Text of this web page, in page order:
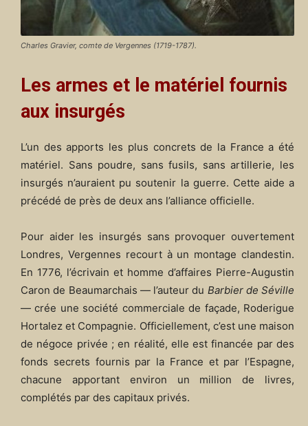
Charles Gravier, comte de Vergennes (1719-1787).
Les armes et le matériel fournis
aux insurgés
L’un des apports les plus concrets de la France a été
matériel. Sans poudre, sans fusils, sans artillerie, les
insurgés n’auraient pu soutenir la guerre. Cette aide a
précédé de près de deux ans l’alliance officielle.
Pour aider les insurgés sans provoquer ouvertement
Londres, Vergennes recourt à un montage clandestin.
En 1776, l’écrivain et homme d’affaires Pierre-Augustin
Caron de Beaumarchais — l’auteur du Barbier de Séville
— crée une société commerciale de façade, Roderigue
Hortalez et Compagnie. Officiellement, c’est une maison
de négoce privée ; en réalité, elle est financée par des
fonds secrets fournis par la France et par l’Espagne,
chacune apportant environ un million de livres,
complétés par des capitaux privés.